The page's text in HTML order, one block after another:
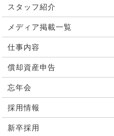
スタッフ紹介
メディア掲載一覧
仕事内容
償却資産申告
忘年会
採用情報
新卒採用